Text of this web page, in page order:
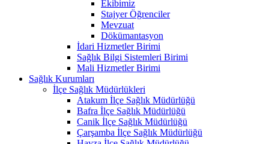
Ekibimiz
Stajyer Öğrenciler
Mevzuat
Dökümantasyon
İdari Hizmetler Birimi
Sağlık Bilgi Sistemleri Birimi
Mali Hizmetler Birimi
Sağlık Kurumları
İlçe Sağlık Müdürlükleri
Atakum İlçe Sağlık Müdürlüğü
Bafra İlçe Sağlık Müdürlüğü
Canik İlçe Sağlık Müdürlüğü
Çarşamba İlçe Sağlık Müdürlüğü